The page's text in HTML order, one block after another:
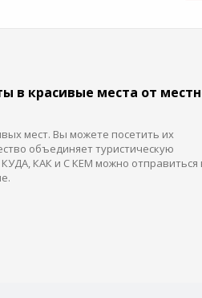
в красивые места от
мест. Вы можете посетить их
объединяет туристическую
КАК и С КЕМ можно отправиться